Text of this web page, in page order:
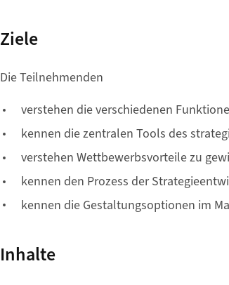
Ziele
Die Teilnehmenden
verstehen die verschiedenen
kennen die zentralen Tools des
verstehen Wettbewerbsvorteile zu
kennen den Prozess der
kennen die Gestaltungsoptionen im
Inhalte